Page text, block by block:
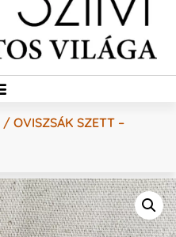
/ OVISZSÁK SZETT –